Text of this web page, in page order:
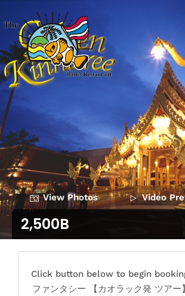
View Photos Video
2,500B
Click button below to begin
ファンタシー 【カオラック発 ツアー